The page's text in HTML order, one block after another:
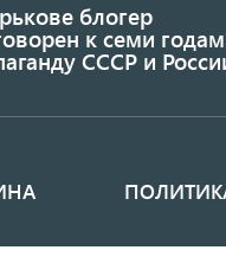
блогер
к семи
СССР и